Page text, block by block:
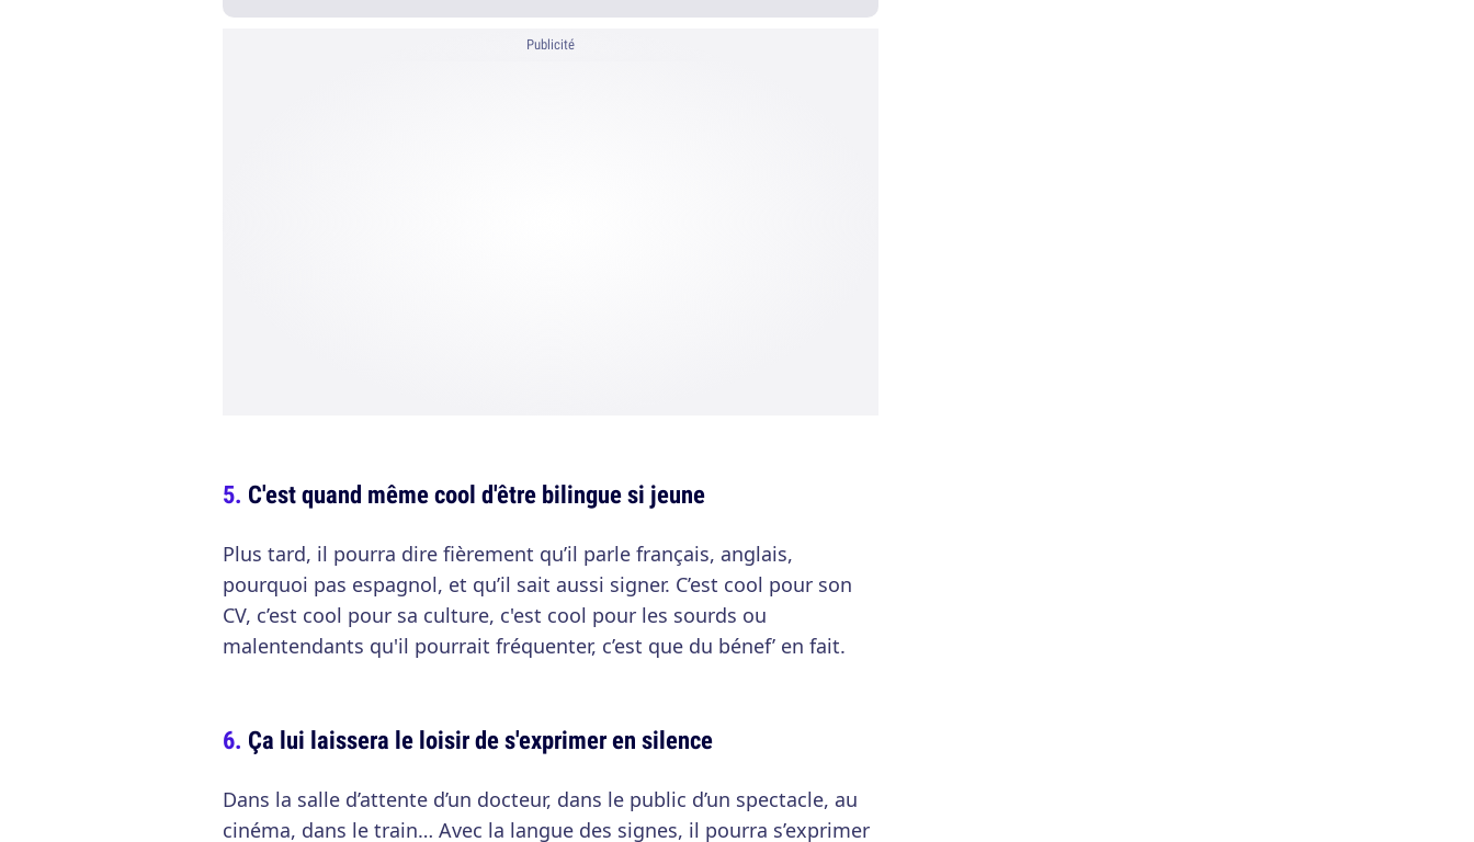
Publicité
C'est quand même cool d'être bilingue si jeune
Plus tard, il pourra dire fièrement qu’il parle français, anglais,
pourquoi pas espagnol, et qu’il sait aussi signer. C’est cool pour son
CV, c’est cool pour sa culture, c'est cool pour les sourds ou
malentendants qu'il pourrait fréquenter, c’est que du bénef’ en fait.
Ça lui laissera le loisir de s'exprimer en silence
Dans la salle d’attente d’un docteur, dans le public d’un spectacle, au
cinéma, dans le train… Avec la langue des signes, il pourra s’exprimer